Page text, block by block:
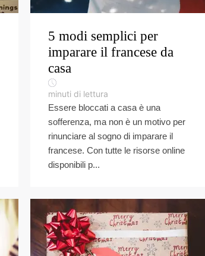
5 modi semplici per
imparare il francese da
casa
minuti di lettura
Essere bloccati a casa è una
sofferenza, ma non è un motivo per
rinunciare al sogno di imparare il
francese. Con tutte le risorse online
disponibili p...